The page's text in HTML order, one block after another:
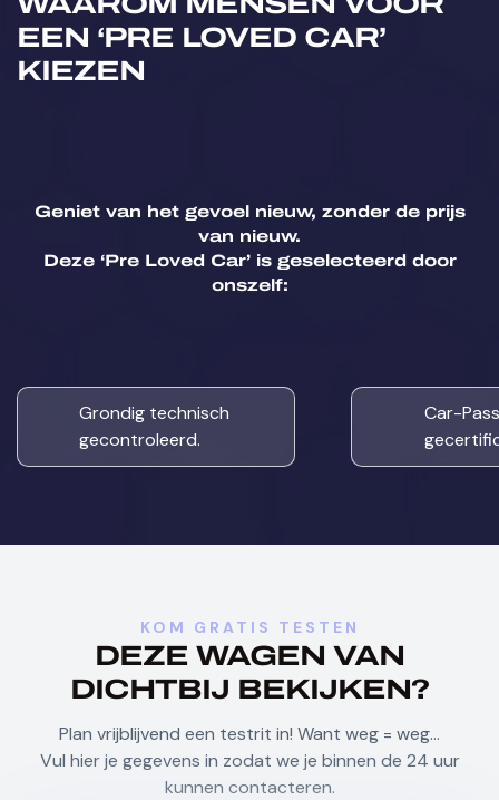
Centrale Deurvergrendeling Met
Afstandsbediening
Dodehoekdetectie
Elektrisch Verstelbare Spiegels
Elektrische Ruiten
Emergency Brakeassist
Lane Departure Warning Systeem
Lederen Stuurwiel Led Lichten
Lichtsensor M-Sport Pakket
EEN ‘PRE LOVED CAR’
KIEZEN
Geniet van het gevoel nieuw, zonder de prijs
van nieuw.
Deze ‘Pre Loved Car’ is geselecteerd door
onszelf:
Grondig technisch
gecontroleerd.
Car-
KOM GRATIS TESTEN
DEZE WAGEN VAN
DICHTBIJ BEKIJKEN?
Plan vrijblijvend een testrit in! Want weg = weg…
Vul hier je gegevens in zodat we je binnen de 24 uur
kunnen contacteren.